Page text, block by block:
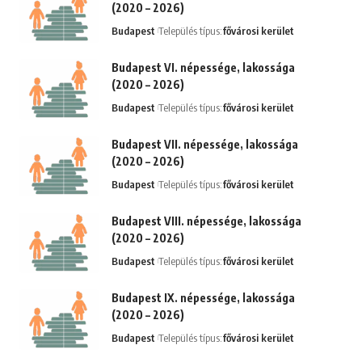
(2020 – 2026)
Budapest Település típus:fővárosi kerület
Budapest VI. népessége, lakossága
(2020 – 2026)
Budapest Település típus:fővárosi kerület
Budapest VII. népessége, lakossága
(2020 – 2026)
Budapest Település típus:fővárosi kerület
Budapest VIII. népessége, lakossága
(2020 – 2026)
Budapest Település típus:fővárosi kerület
Budapest IX. népessége, lakossága
(2020 – 2026)
Budapest Település típus:fővárosi kerület